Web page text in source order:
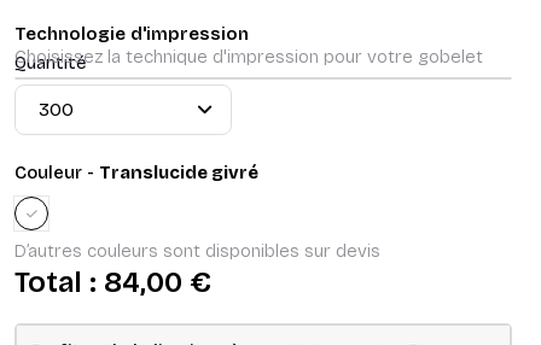
Quantité
Technologie d'impression
Choisissez la technique d'impression pour votre gobelet
Couleur - Translucide givré
givré
D’autres couleurs sont disponibles sur devis
Total : 84,00 €